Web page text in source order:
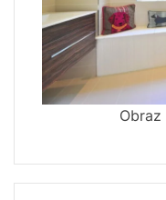
Obraz